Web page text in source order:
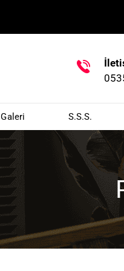
Galeri S.S.S.